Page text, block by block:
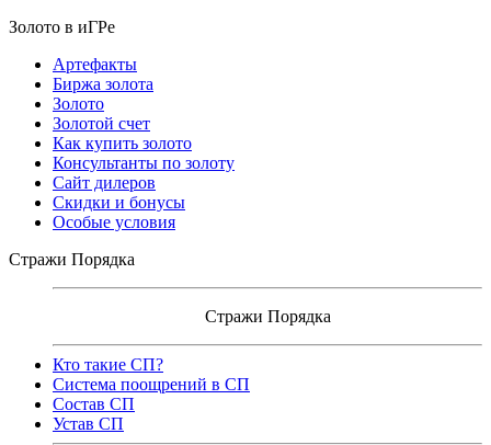
Золото в иГРе
Артефакты
Биржа золота
Золото
Золотой счет
Как купить золото
Консультанты по золоту
Сайт дилеров
Скидки и бонусы
Особые условия
Стражи Порядка
Стражи Порядка
Кто такие СП?
Система поощрений в СП
Состав СП
Устав СП